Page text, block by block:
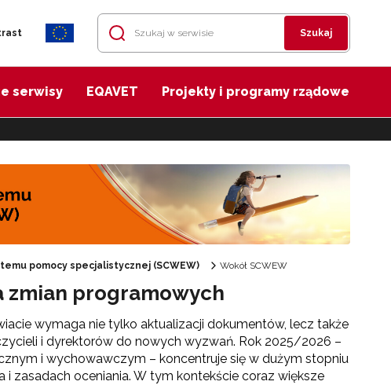
Szukaj
serwisy EQAVET Projekty i programy rządowe
pomocy specjalistycznej (SCWEW) Wokół SCWEW
zmian programowych
wymaga nie tylko aktualizacji dokumentów, lecz także
i dyrektorów do nowych wyzwań. Rok 2025/2026 –
i wychowawczym – koncentruje się w dużym stopniu
i zasadach oceniania. W tym kontekście coraz większe